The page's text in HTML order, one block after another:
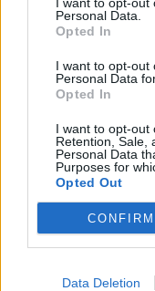
Personal Data.
Opted In
I want to opt-out
Personal Data
Opted In
I want to opt-out
Retention, Sale,
Personal Data
Purposes for
Opted Out
CONFIRM
Data Deletion
governo
17/10/2006
TRENITALIA
piano